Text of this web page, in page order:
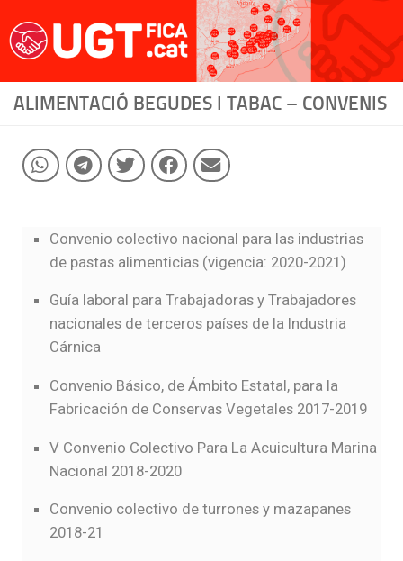
Saltar al contenido
ALIMENTACIÓ BEGUDES I TABAC – CONVENIS
Convenio colectivo nacional para las industrias
de pastas alimenticias (vigencia: 2020-2021)
Guía laboral para Trabajadoras y Trabajadores
nacionales de terceros países de la Industria
Cárnica
Convenio Básico, de Ámbito Estatal, para la
Fabricación de Conservas Vegetales 2017-2019
V Convenio Colectivo Para La Acuicultura Marina
Nacional 2018-2020
Convenio colectivo de turrones y mazapanes
2018-21